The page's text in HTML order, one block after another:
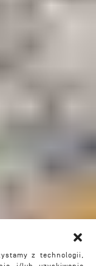
z technologii,